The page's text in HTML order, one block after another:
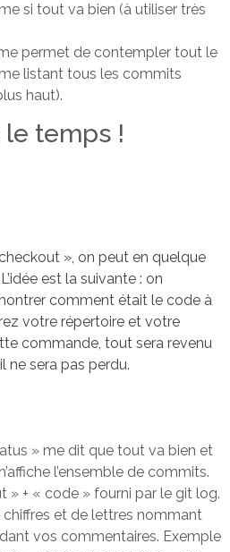
si tout va bien (à utiliser très
permet de contempler tout le
listant tous les commits
haut).
temps !
», on peut en quelque
est la suivante : on
comment était le code à
votre répertoire et votre
commande, tout sera revenu
ne sera pas perdu.
» me dit que tout va bien et
l’ensemble de commits.
» + « code » fourni par le git log.
chiffres et de lettres nommant
vos commentaires. Exemple